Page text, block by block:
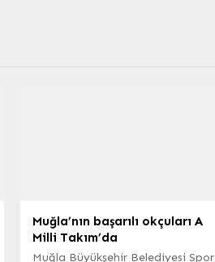
Muğla’nın başarılı okçuları A
Milli Takım’da
Muğla Büyükşehir Belediyesi Spor